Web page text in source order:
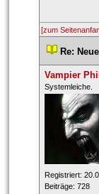
[zum
Re:
Vampier Phil
Syste​mleic​he.​
Registriert:
Beiträge: 728